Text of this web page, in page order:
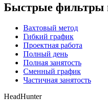
Быстрые фильтры
Вахтовый метод
Гибкий график
Проектная работа
Полный день
Полная занятость
Сменный график
Частичная занятость
HeadHunter